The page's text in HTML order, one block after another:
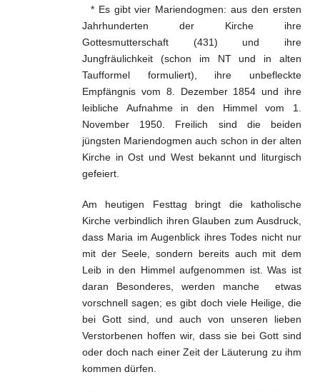
Glaube und geistl. Leben
Weltkirche und Ortskirche
Gesellschaft und Staat
Impressum
* Es gibt vier Mariendogmen: aus den ersten
Jahrhunderten der Kirche ihre
Gottesmutterschaft (431) und ihre
Jungfräulichkeit (schon im NT und in alten
Taufformel formuliert), ihre unbefleckte
Empfängnis vom 8. Dezember 1854 und ihre
leibliche Aufnahme in den Himmel vom 1.
November 1950. Freilich sind die beiden
jüngsten Mariendogmen auch schon in der alten
Kirche in Ost und West bekannt und liturgisch
gefeiert.
Am heutigen Festtag bringt die katholische
Kirche verbindlich ihren Glauben zum Ausdruck,
dass Maria im Augenblick ihres Todes nicht nur
mit der Seele, sondern bereits auch mit dem
Leib in den Himmel aufgenommen ist. Was ist
daran Besonderes, werden manche etwas
vorschnell sagen; es gibt doch viele Heilige, die
bei Gott sind, und auch von unseren lieben
Verstorbenen hoffen wir, dass sie bei Gott sind
oder doch nach einer Zeit der Läuterung zu ihm
kommen dürfen.